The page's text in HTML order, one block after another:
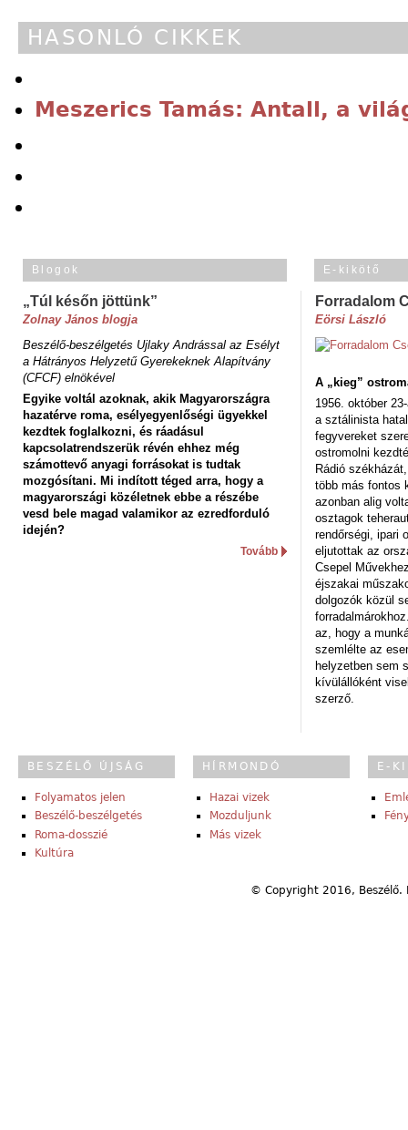
HASONLÓ CIKKEK
Meszerics Tamás: Antall, a
Blogok
„Túl későn jöttünk”
Zolnay János blogja
Beszélő-beszélgetés Ujlaky Andrással az Esélyt
a Hátrányos Helyzetű Gyerekeknek Alapítvány
(CFCF) elnökével
Egyike voltál azoknak, akik Magyarországra
hazatérve roma, esélyegyenlőségi ügyekkel
kezdtek foglalkozni, és ráadásul
kapcsolatrendszerük révén ehhez még
számottevő anyagi forrásokat is tudtak
mozgósítani. Mi indított téged arra, hogy a
magyarországi közéletnek ebbe a részébe
vesd bele magad valamikor az ezredforduló
idején?
Tovább
E-kikötő
Forradalom
Eörsi László
A „kieg”
1956. október
a sztálinista
fegyvereket
ostromolni
Rádió
több más fontos
azonban alig
osztagok
rendőrségi, ipari
eljutottak az
Csepel
éjszakai
dolgozók közül
az, hogy a
szemlélte az
helyzetben sem
kívülállóként
szerző.
BESZÉLŐ ÚJSÁG
Folyamatos jelen
Beszélő-beszélgetés
Roma-dosszié
Kultúra
HÍRMONDÓ
Hazai vizek
Mozduljunk
Más vizek
E-
© Copyright 2016,